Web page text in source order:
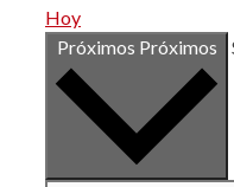
Hoy
Próximos Próximos